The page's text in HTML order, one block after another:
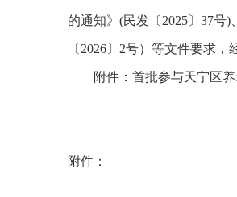
的通知》(民发〔2025〕37号
〔2026〕2号）等文件要求
附件：首批参与天宁区
附件：